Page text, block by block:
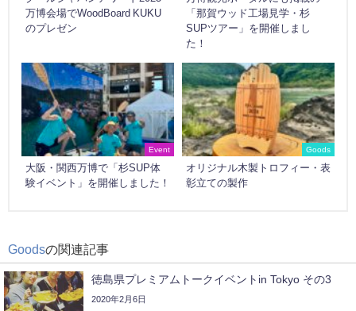
万博会場でWoodBoard KUKU
のプレゼン
「那賀ウッド工場見学・杉
SUPツアー」を開催しまし
た！
Event
大阪・関西万博で「杉SUP体
験イベント」を開催しました！
Goods
オリジナル木製トロフィー・表
彰立ての製作
Goodsの関連記事
徳島県プレミアムトークイベントin Tokyo その3
2020年2月6日